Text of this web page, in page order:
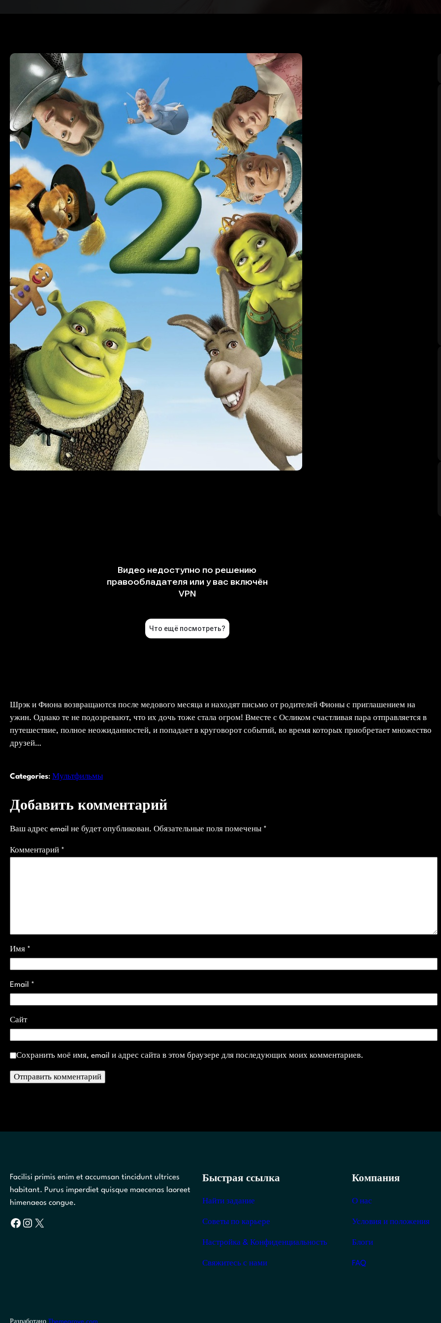
Шрэк и Фиона возвращаются после медового месяца и находят письмо от родителей Фионы с приглашением на
ужин. Однако те не подозревают, что их дочь тоже стала огром! Вместе с Осликом счастливая пара отправляется в
путешествие, полное неожиданностей, и попадает в круговорот событий, во время которых приобретает множество
друзей…
Categories: Мультфильмы
Добавить комментарий
Ваш адрес email не будет опубликован. Обязательные поля помечены *
Комментарий *
Имя *
Email *
Сайт
Сохранить моё имя, email и адрес сайта в этом браузере для последующих моих комментариев.
Facilisi primis enim et accumsan tincidunt ultrices
habitant. Purus imperdiet quisque maecenas laoreet
himenaeos congue.
Facebook Instagram X
Быстрая ссылка
Найти задание
Советы по карьере
Настройка & Конфиденциальность
Свяжитесь с нами
Компания
О нас
Условия и положения
Блоги
FAQ